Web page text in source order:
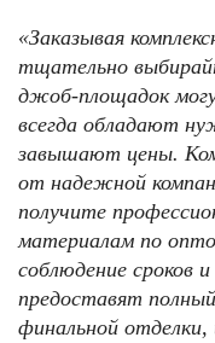
«Заказывая
тщательно
джоб-площадок
всегда обладают
завышают цены.
от надежной
получите
материалам по
соблюдение сроков
предоставят
финальной